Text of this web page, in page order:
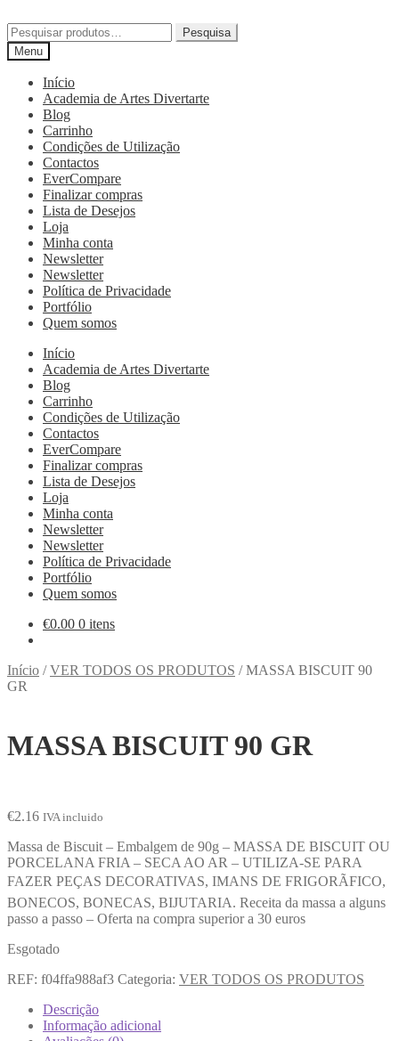
Pesquisa
Menu
Início
Academia de Artes Divertarte
Blog
Carrinho
Condições de Utilização
Contactos
EverCompare
Finalizar compras
Lista de Desejos
Loja
Minha conta
Newsletter
Newsletter
Política de Privacidade
Portfólio
Quem somos
Início
Academia de Artes Divertarte
Blog
Carrinho
Condições de Utilização
Contactos
EverCompare
Finalizar compras
Lista de Desejos
Loja
Minha conta
Newsletter
Newsletter
Política de Privacidade
Portfólio
Quem somos
€0.00 0 itens
Início /VER TODOS OS PRODUTOS /MASSA BISCUIT 90
GR
MASSA BISCUIT 90 GR
€2.16 IVA incluido
Massa de Biscuit – Embalgem de 90g – MASSA DE BISCUIT OU
PORCELANA FRIA – SECA AO AR – UTILIZA-SE PARA
FAZER PEÇAS DECORATIVAS, IMANS DE FRIGORÃFICO,
BONECOS, BONECAS, BIJUTARIA. Receita da massa a alguns
passo a passo – Oferta na compra superior a 30 euros
Esgotado
REF: f04ffa988af3 Categoria: VER TODOS OS PRODUTOS
Descrição
Informação adicional